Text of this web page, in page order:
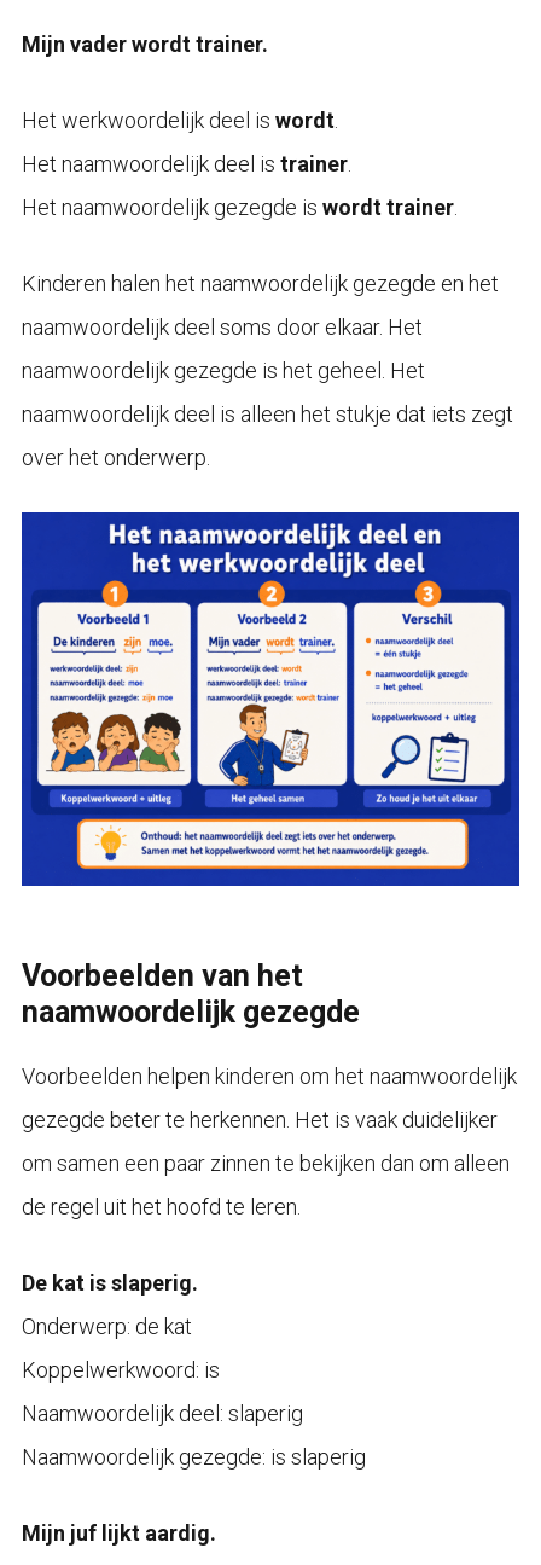
Mijn vader wordt trainer.
Het werkwoordelijk deel is wordt.
Het naamwoordelijk deel is trainer.
Het naamwoordelijk gezegde is wordt trainer.
Kinderen halen het naamwoordelijk gezegde en het
naamwoordelijk deel soms door elkaar. Het
naamwoordelijk gezegde is het geheel. Het
naamwoordelijk deel is alleen het stukje dat iets zegt
over het onderwerp.
Voorbeelden van het
naamwoordelijk gezegde
Voorbeelden helpen kinderen om het naamwoordelijk
gezegde beter te herkennen. Het is vaak duidelijker
om samen een paar zinnen te bekijken dan om alleen
de regel uit het hoofd te leren.
De kat is slaperig.
Onderwerp: de kat
Koppelwerkwoord: is
Naamwoordelijk deel: slaperig
Naamwoordelijk gezegde: is slaperig
Mijn juf lijkt aardig.